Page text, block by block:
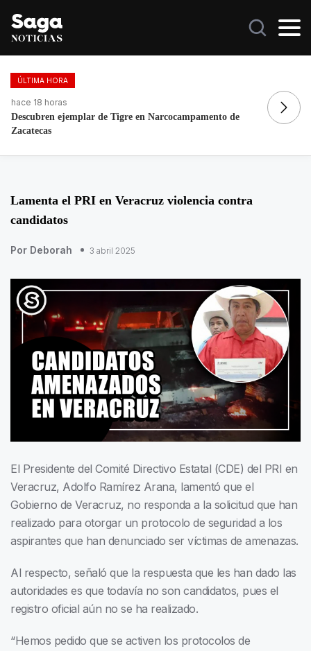
ÚLTIMA HORA
hace 21 horas
Galilea Montijo celebra estar entre Los 50 más bellos
Lamenta el PRI en Veracruz violencia contra
candidatos
Por Deborah 3 abril 2025
El Presidente del Comité Directivo Estatal (CDE) del PRI en
Veracruz, Adolfo Ramírez Arana, lamentó que el
Gobierno de Veracruz, no responda a la solicitud que han
realizado para otorgar un protocolo de seguridad a los
aspirantes que han denunciado ser víctimas de amenazas.
Al respecto, señaló que la respuesta que les han dado las
autoridades es que todavía no son candidatos, pues el
registro oficial aún no se ha realizado.
“Hemos pedido que se activen los protocolos de